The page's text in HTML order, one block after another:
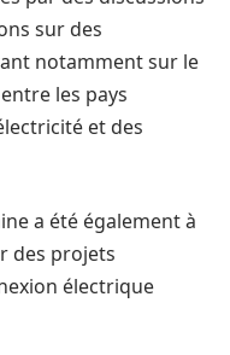
sur des
notamment sur le
les pays
et des
a été également à
des projets
électrique